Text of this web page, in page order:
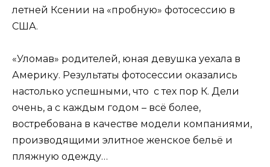
летней Ксении на «пробную» фотосессию в
США.
«Уломав» родителей, юная девушка уехала в
Америку. Результаты фотосессии оказались
настолько успешными, что с тех пор К. Дели
очень, а с каждым годом – всё более,
востребована в качестве модели компаниями,
производящими элитное женское бельё и
пляжную одежду…